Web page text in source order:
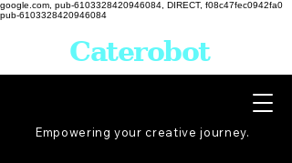
google.com, pub-6103328420946084, DIRECT, f08c47fec0942fa0
pub-6103328420946084
Empowering your creative journey.
Caterobot